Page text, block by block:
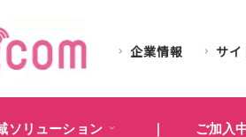
企業情報 サ
ソリューション ご加入